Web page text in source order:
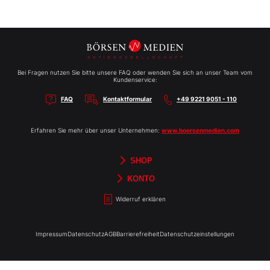
Bei Fragen nutzen Sie bitte unsere FAQ oder wenden Sie sich an unser Team vom
Kundenservice:
FAQ Kontaktformular +49 9221 9051 - 110
Erfahren Sie mehr über unser Unternehmen: www.boersenmedien.com
SHOP
Börsenbriefe
Aktien-Reports
HEBELTRADER
TradingDay
Newsletter
Merchandise
Gutscheine
KONTO
Widerruf erklären
ImpressumDatenschutzAGBBarrierefreiheitDatenschutzeinstellungen